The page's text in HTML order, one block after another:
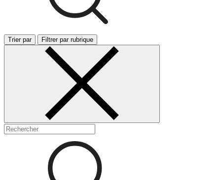
Trier par Filtrer par rubrique